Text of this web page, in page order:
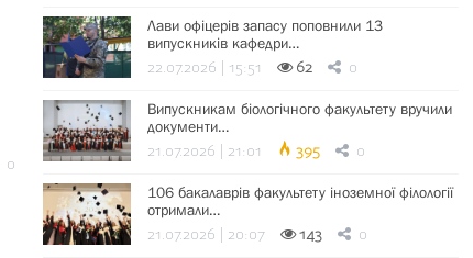
0
Лави офіцерів запасу поповнили 13
випускників кафедри…
22.07.2026 | 15:51 62 0
Випускникам біологічного факультету вручили
документи…
21.07.2026 | 21:01 395 0
106 бакалаврів факультету іноземної філології
отримали…
21.07.2026 | 20:07 143 0